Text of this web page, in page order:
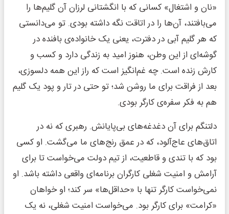
«نان و اشتغال» کسانی که با انگشتانی لرزان آن گلیم‌ها را
می‌بافتند، آن‌ها را در اتاقت نگه داشته بودی. تو می‌دانستی
که هر گلیم آبی در دفترت، یعنی یک خانواده‌ی بافنده در
گوشه‌ای از این وطن، هنوز امید به زندگی دارد و کسب و
کارش زنده است. چه غم‌انگیز است که راز این همه دلسوزی،
بعد از فراقت برای ما روشن شد؛ تو حتی در تار و پود یک گلیم
هم به فکر سفره‌ی کارگر بودی.
دلتنگم برای آن دغدغه‌های بی‌پایانش. رهبری که نه در
اتاق‌های عاج‌آلود، که در عمق رنج‌های ما می‌گشت. او کسی
بود که با تندی و قاطعیت، از تیم دولت می‌خواست تا برای
آرامش و امنیت شغلی کارگران برنامه‌ای واقعی داشته باشد. او
نمی‌خواست کارگر تنها با «حداقل‌ها» سر کند؛ او خواهان
«کرامت» برای کارگر بود. می‌خواست امنیت شغلی، نه یک